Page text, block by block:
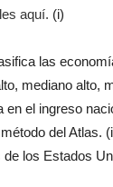
aquí. (i)
las
mediano alto,
en el ingreso
del Atlas.
los Estados